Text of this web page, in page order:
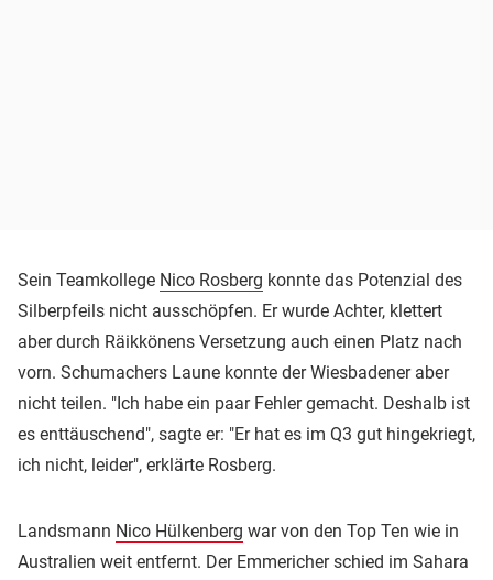
Sein Teamkollege Nico Rosberg konnte das Potenzial des
Silberpfeils nicht ausschöpfen. Er wurde Achter, klettert
aber durch Räikkönens Versetzung auch einen Platz nach
vorn. Schumachers Laune konnte der Wiesbadener aber
nicht teilen. "Ich habe ein paar Fehler gemacht. Deshalb ist
es enttäuschend", sagte er: "Er hat es im Q3 gut hingekriegt,
ich nicht, leider", erklärte Rosberg.
Landsmann Nico Hülkenberg war von den Top Ten wie in
Australien weit entfernt. Der Emmericher schied im Sahara